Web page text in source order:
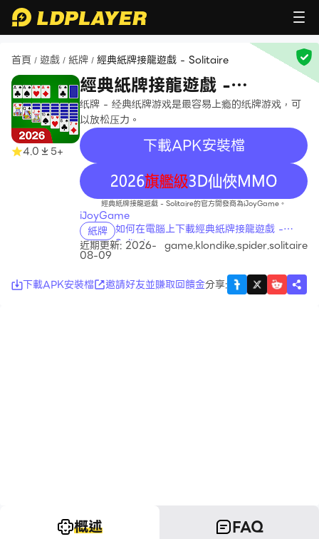
首頁 / 遊戲 / 紙牌 / 經典紙牌接龍遊戲 - Solitaire
4.0 5+
經典紙牌接龍遊戲 -
Solitaire
纸牌 - 经典纸牌游戏是最容易上瘾的纸牌游戏，可
以放松压力。
下載APK安裝檔
recommend
經典紙牌接龍遊戲 - Solitaire的官方開發商為iJoyGame。
iJoyGame
紙牌 如何在電腦上下載經典紙牌接龍遊戲 -
Solitaire
近期更新: 2026-
08-09
game.klondike.spider.solitaire
下載APK安裝檔 邀請好友並賺取回饋金分享:
概述 FAQ